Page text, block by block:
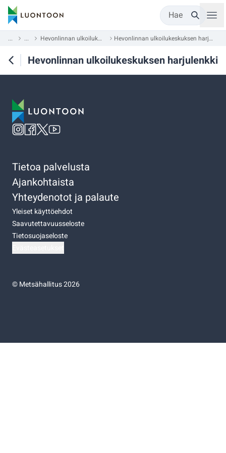
Hae
... ... Hevonlinnan ulkoilukeskus Hevonlinnan ulkoilukeskuksen harjulenkki
Hevonlinnan ulkoilukeskuksen harjulenkki
Tietoa palvelusta
Ajankohtaista
Yhteydenotot ja palaute
Yleiset käyttöehdot
Saavutettavuusseloste
Tietosuojaseloste
©Metsähallitus 2026